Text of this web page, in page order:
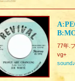
77年.
vg+
sound♪